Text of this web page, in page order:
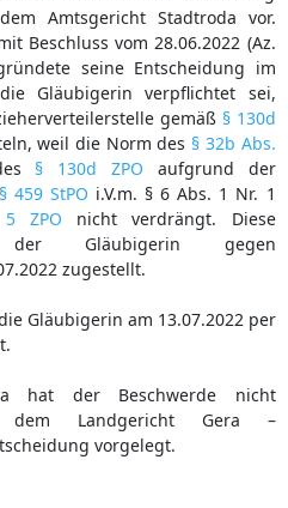
Amtsgericht Stadtroda vor.
Beschluss vom 28.06.2022 (Az.
seine Entscheidung im
Gläubigerin verpflichtet sei,
gemäß § 130d
weil die Norm des § 32b Abs.
§ 130d ZPO aufgrund der
§ 459 StPO i.V.m. § 6 Abs. 1 Nr. 1
ZPO nicht verdrängt. Diese
der Gläubigerin gegen
zugestellt.
Gläubigerin am 13.07.2022 per
hat der Beschwerde nicht
Landgericht Gera –
vorgelegt.